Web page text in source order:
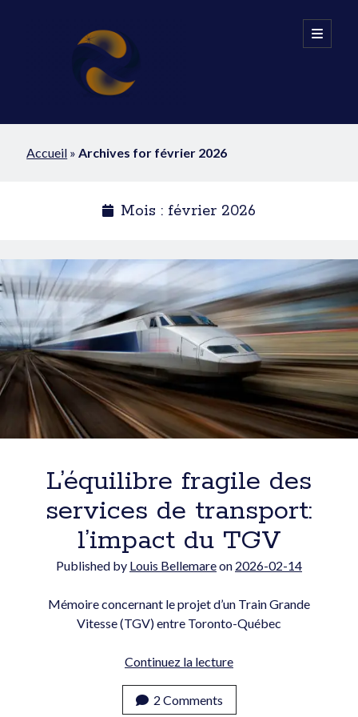
IDÉATIONS
open
primary
Sidebar
Prénom
Nom de famille
Courriel:
POLITIQUE DE CONFIDENTIALITÉ
Articles récents
ACEUM : le plus grand risque, c’est notre dépendance au
Accueil » Archives for février 2026
Mois : février 2026
L’équilibre fragile des
services de transport:
l’impact du TGV
Published by Louis Bellemareon 2026-02-14
Mémoire concernant le projet d’un Train Grande
Vitesse (TGV) entre Toronto-Québec
Continuez la lectureL’équilibre
2 Comments